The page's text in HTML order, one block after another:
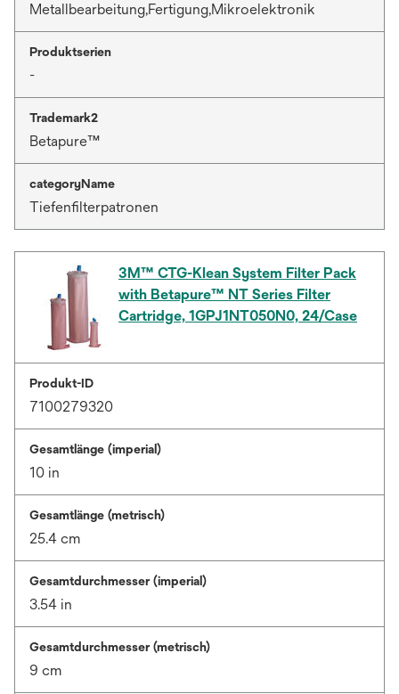
Metallbearbeitung,Fertigung,Mikroelektronik
Produktserien
-
Trademark2
Betapure™
categoryName
Tiefenfilterpatronen
3M™ CTG-Klean System Filter Pack
with Betapure™ NT Series Filter
Cartridge, 1GPJ1NT050N0, 24/Case
Produkt-ID
7100279320
Gesamtlänge (imperial)
10 in
Gesamtlänge (metrisch)
25.4 cm
Gesamtdurchmesser (imperial)
3.54 in
Gesamtdurchmesser (metrisch)
9 cm